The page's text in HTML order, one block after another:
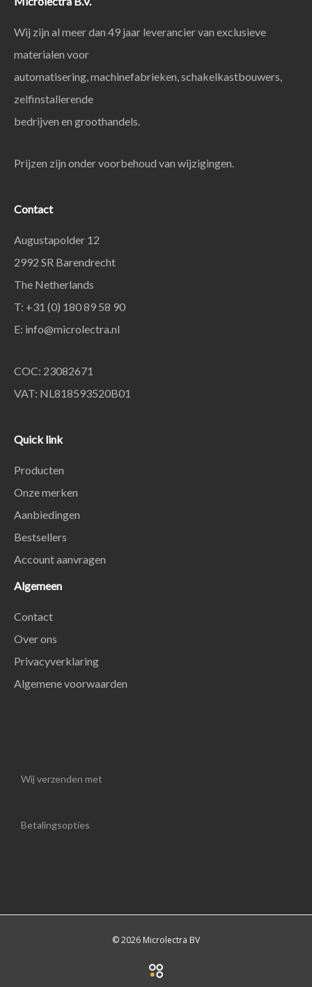
Wij zijn al meer dan 49 jaar leverancier van exclusieve
materialen voor
automatisering, machinefabrieken, schakelkastbouwers,
zelfinstallerende
bedrijven en groothandels.
Prijzen zijn onder voorbehoud van wijzigingen.
Contact
Augustapolder 12
2992 SR Barendrecht
The Netherlands
T: +31 (0) 180 89 58 90
E: info@microlectra.nl
COC: 23082671
VAT: NL818593520B01
Quick link
Producten
Onze merken
Aanbiedingen
Bestsellers
Account aanvragen
Algemeen
Contact
Over ons
Privacyverklaring
Algemene voorwaarden
Wij verzenden met
Betalingsopties
© 2026 Microlectra BV